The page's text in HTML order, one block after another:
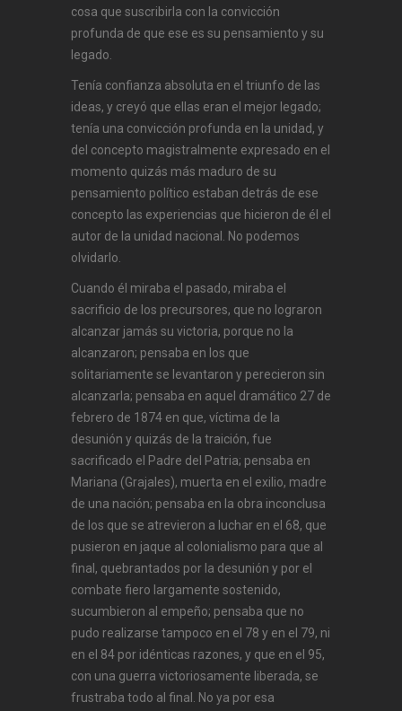
cosa que suscribirla con la convicción
profunda de que ese es su pensamiento y su
legado.
Tenía confianza absoluta en el triunfo de las
ideas, y creyó que ellas eran el mejor legado;
tenía una convicción profunda en la unidad, y
del concepto magistralmente expresado en el
momento quizás más maduro de su
pensamiento político estaban detrás de ese
concepto las experiencias que hicieron de él el
autor de la unidad nacional. No podemos
olvidarlo.
Cuando él miraba el pasado, miraba el
sacrificio de los precursores, que no lograron
alcanzar jamás su victoria, porque no la
alcanzaron; pensaba en los que
solitariamente se levantaron y perecieron sin
alcanzarla; pensaba en aquel dramático 27 de
febrero de 1874 en que, víctima de la
desunión y quizás de la traición, fue
sacrificado el Padre del Patria; pensaba en
Mariana (Grajales), muerta en el exilio, madre
de una nación; pensaba en la obra inconclusa
de los que se atrevieron a luchar en el 68, que
pusieron en jaque al colonialismo para que al
final, quebrantados por la desunión y por el
combate fiero largamente sostenido,
sucumbieron al empeño; pensaba que no
pudo realizarse tampoco en el 78 y en el 79, ni
en el 84 por idénticas razones, y que en el 95,
con una guerra victoriosamente liberada, se
frustraba todo al final. No ya por esa